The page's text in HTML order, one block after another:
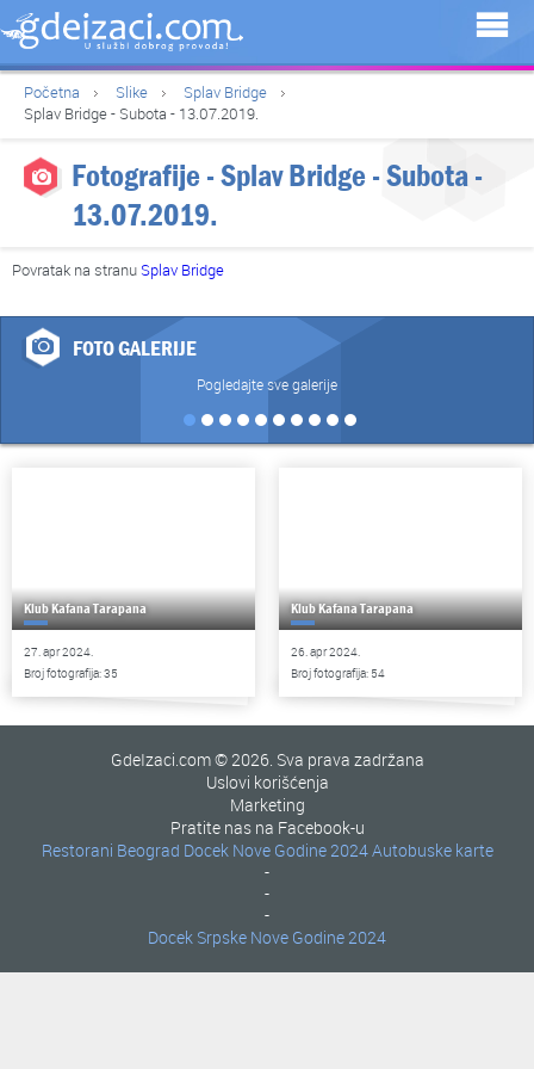
Početna Slike
Splav Bridge
Splav Bridge - Subota - 13.07.2019.
Fotografije - Splav Bridge - Subota -
13.07.2019.
Povratak na stranu Splav Bridge
FOTO GALERIJE
Pogledajte sve galerije
Klub Kafana Tarapana
27. apr 2024.
Broj fotografija: 35
Klub Kafana Tarapana
26. apr 2024.
Broj fotografija: 54
GdeIzaci.com © 2026. Sva prava zadržana
Uslovi korišćenja
Marketing
Pratite nas na Facebook-u
Restorani Beograd
-
Docek Nove Godine 2024
-
Autobuske karte
-
Docek Srpske Nove Godine 2024